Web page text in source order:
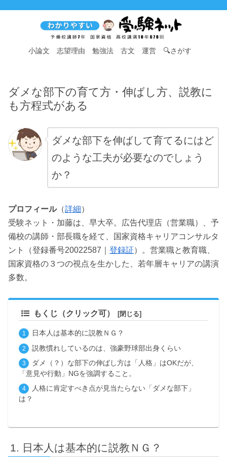
小論文 志望理由 勉強法 古文 運営 🔍さがす
ダメな部下の育て方・伸ばし方、説教に
も方程式がある
ダメな部下を伸ばして育てるにはど
のような工夫が必要なのでしょう
か？
プロフィール（詳細）
受験ネット・加藤は、早大卒。広告代理店（営業職）、予
備校の講師・部長職を経て、国家資格キャリアコンサルタ
ント（登録番号20022587｜ 登録証）。営業職と教育職、
国家資格の３つの視点を生かした、若年層キャリアの講演
多数。
もくじ（クリック可）
日本人は基本的に説教ＮＧ？
説教慣れしているのは、強豪野球部出身くらい
ダメ（？）な部下の伸ばし方は「人格」はOKだが、
「意見や行動」NGを強調すること。
人格に肯定すべき点が見当たらない「ダメな部下」
は？
日本人は基本的に説教ＮＧ？